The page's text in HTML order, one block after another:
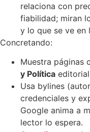
relaciona con
fiabilidad; miran
y lo que se ve en
Concretando:
Muestra páginas
y Política
Usa bylines
credenciales y
Google anima a
lector lo espera.